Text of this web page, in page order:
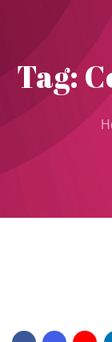
links
navigation
Tag: